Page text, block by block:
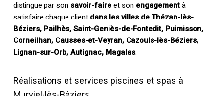
distingue par son savoir-faireet son engagementà
satisfaire chaque client dans les villes de Thézan-lès-
Béziers, Pailhès, Saint-Geniès-de-Fontedit, Puimisson,
Corneilhan, Causses-et-Veyran, Cazouls-lès-Béziers,
Lignan-sur-Orb, Autignac, Magalas.
Réalisations et services piscines et spas à